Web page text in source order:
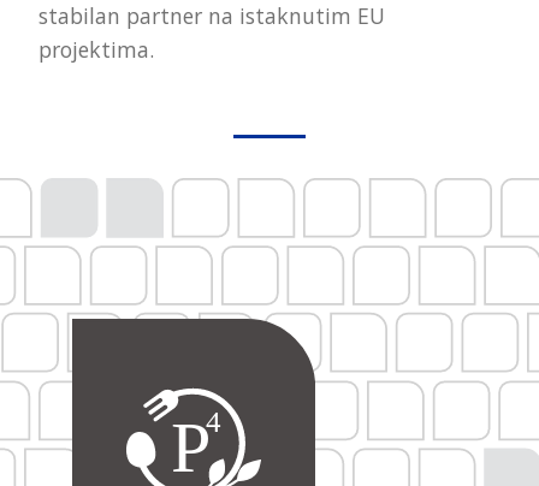
stabilan partner na istaknutim EU
projektima.